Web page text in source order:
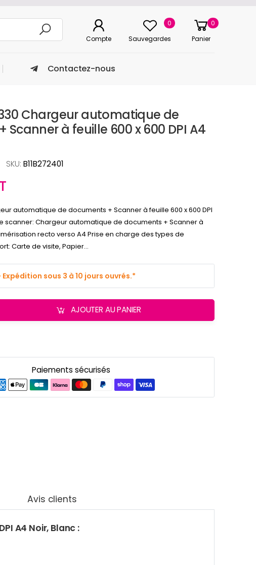
Compte
0
Sauvegardes
0
Panier
Contactez-nous
Chargeur automatique de
Scanner à feuille 600 x 600 DPI A4
SKU: B11B272401
automatique de documents + Scanner à feuille 600 x 600 DPI
scanner: Chargeur automatique de documents + Scanner à
recto verso A4 Prise en charge des types de
Carte de visite, Papier...
sous 3 à 10 jours ouvrés.*
AJOUTER AU PANIER
Paiements sécurisés
Avis clients
A4 Noir, Blanc :